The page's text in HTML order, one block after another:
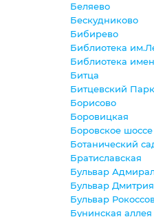
Беляево
Бескудниково
Бибирево
Библиотека
Библиотека
Битца
Битцевский Парк
Борисово
Боровицкая
Боровское шоссе
Ботанический
Братиславская
Бульвар
Бульвар
Бульвар
Бунинская аллея